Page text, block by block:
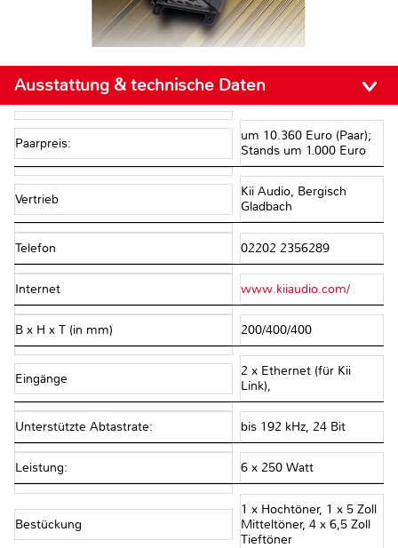
Ausstattung & technische Daten
Paarpreis:
um 10.360 Euro (Paar);
Stands um 1.000 Euro
Vertrieb
Kii Audio, Bergisch
Gladbach
Telefon 02202 2356289
Internet www.kiiaudio.com/
B x H x T (in mm) 200/400/400
Eingänge
2 x Ethernet (für Kii
Link),
Unterstützte Abtastrate: bis 192 kHz, 24 Bit
Leistung: 6 x 250 Watt
Bestückung
1 x Hochtöner, 1 x 5 Zoll
Mitteltöner, 4 x 6,5 Zoll
Tieftöner